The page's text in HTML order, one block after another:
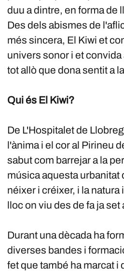
duu a dintre, en forma de
Des dels abismes de
més sincera, El Kiwi et
univers sonor i et convida
tot allò que dona sentit a
Qui és El Kiwi?
De L'Hospitalet de
l'ànima i el cor al Pirineu
sabut com barrejar a la
música aquesta urbanitat
néixer i créixer, i la natura
lloc on viu des de fa ja set
Durant una dècada ha
diverses bandes i
fet que també ha marcat i